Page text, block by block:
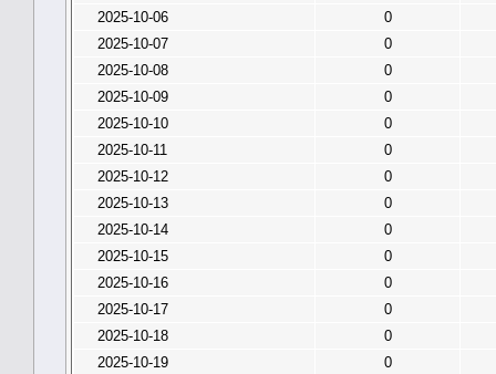
2025-10-06
0
2025-10-07
0
2025-10-08
0
2025-10-09
0
2025-10-10
0
2025-10-11
0
2025-10-12
0
2025-10-13
0
2025-10-14
0
2025-10-15
0
2025-10-16
0
2025-10-17
0
2025-10-18
0
2025-10-19
0